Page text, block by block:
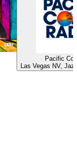
Pacific
Las Vegas NV,